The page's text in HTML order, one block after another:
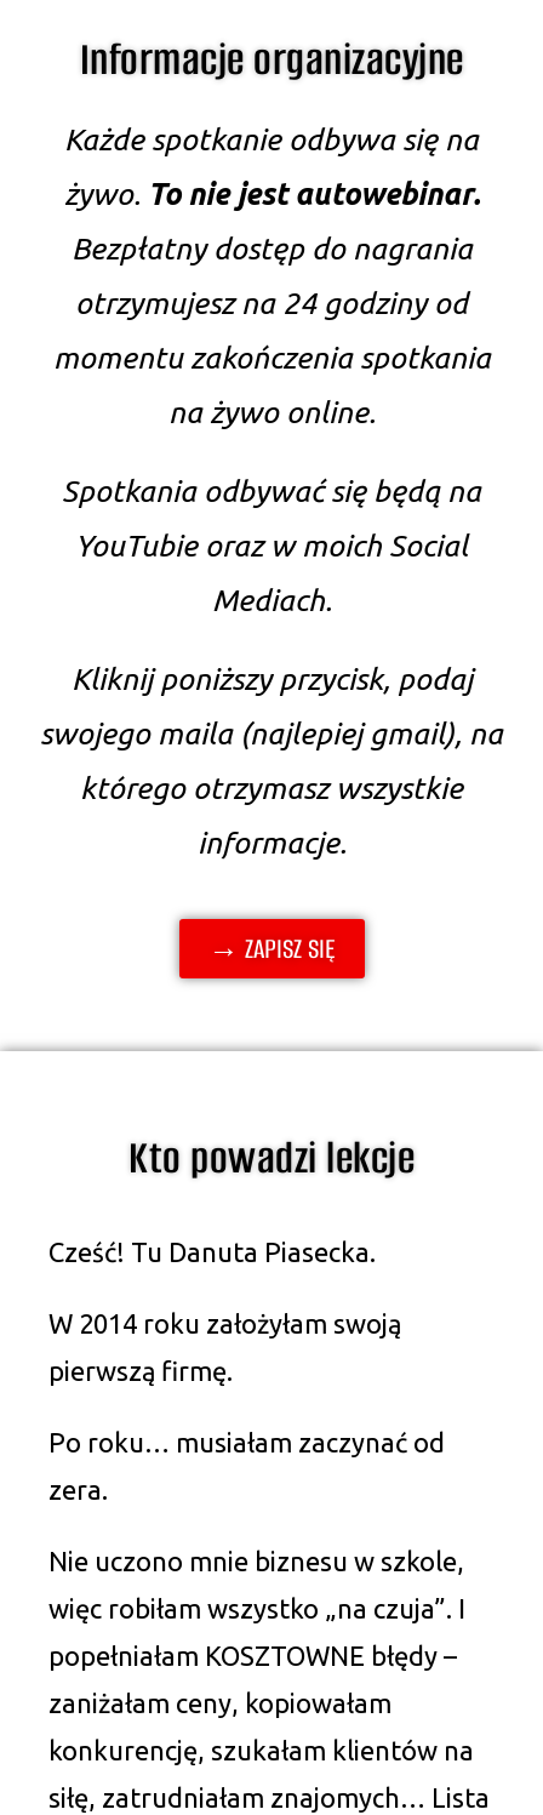
Informacje organizacyjne
Każde spotkanie odbywa się na
żywo. To nie jest autowebinar.
Bezpłatny dostęp do nagrania
otrzymujesz na 24 godziny od
momentu zakończenia spotkania
na żywo online.
Spotkania odbywać się będą na
YouTubie oraz w moich Social
Mediach.
Kliknij poniższy przycisk, podaj
swojego maila (najlepiej gmail), na
którego otrzymasz wszystkie
informacje.
→ ZAPISZ SIĘ
Kto powadzi lekcje
Cześć! Tu Danuta Piasecka.
W 2014 roku założyłam swoją
pierwszą firmę.
Po roku… musiałam zaczynać od
zera.
Nie uczono mnie biznesu w szkole,
więc robiłam wszystko „na czuja”. I
popełniałam KOSZTOWNE błędy –
zaniżałam ceny, kopiowałam
konkurencję, szukałam klientów na
siłę, zatrudniałam znajomych… Lista